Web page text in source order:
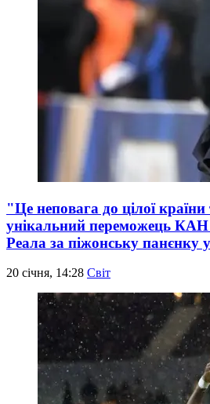
"Це неповага до цілої
унікальний переможець КАН
Реала за піжонську панєнку
20 січня, 14:28 Світ